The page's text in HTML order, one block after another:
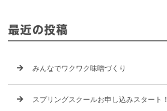
最近の投稿
みんなでワクワク味噌づくり
スプリングスクールお申し込みスタート！